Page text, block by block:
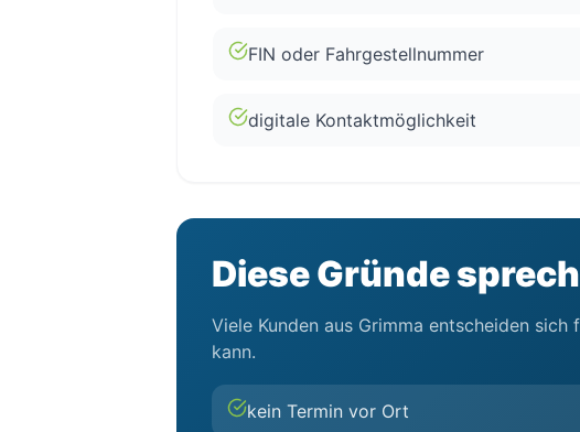
FIN oder Fahrgestellnummer
digitale Kontaktmöglichkeit
Diese Gründe
Viele Kunden aus Grimma entscheiden
kann.
kein Termin vor Ort